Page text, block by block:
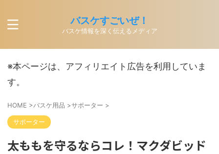
バスケすごいぜ！
バスケ情報を深く伝えるメディア
※本ページは、アフィリエイト広告を利用していま
す。
HOME >バスケ用品 >サポーター >
サポーター
太ももを守るならコレ！マクダビッド